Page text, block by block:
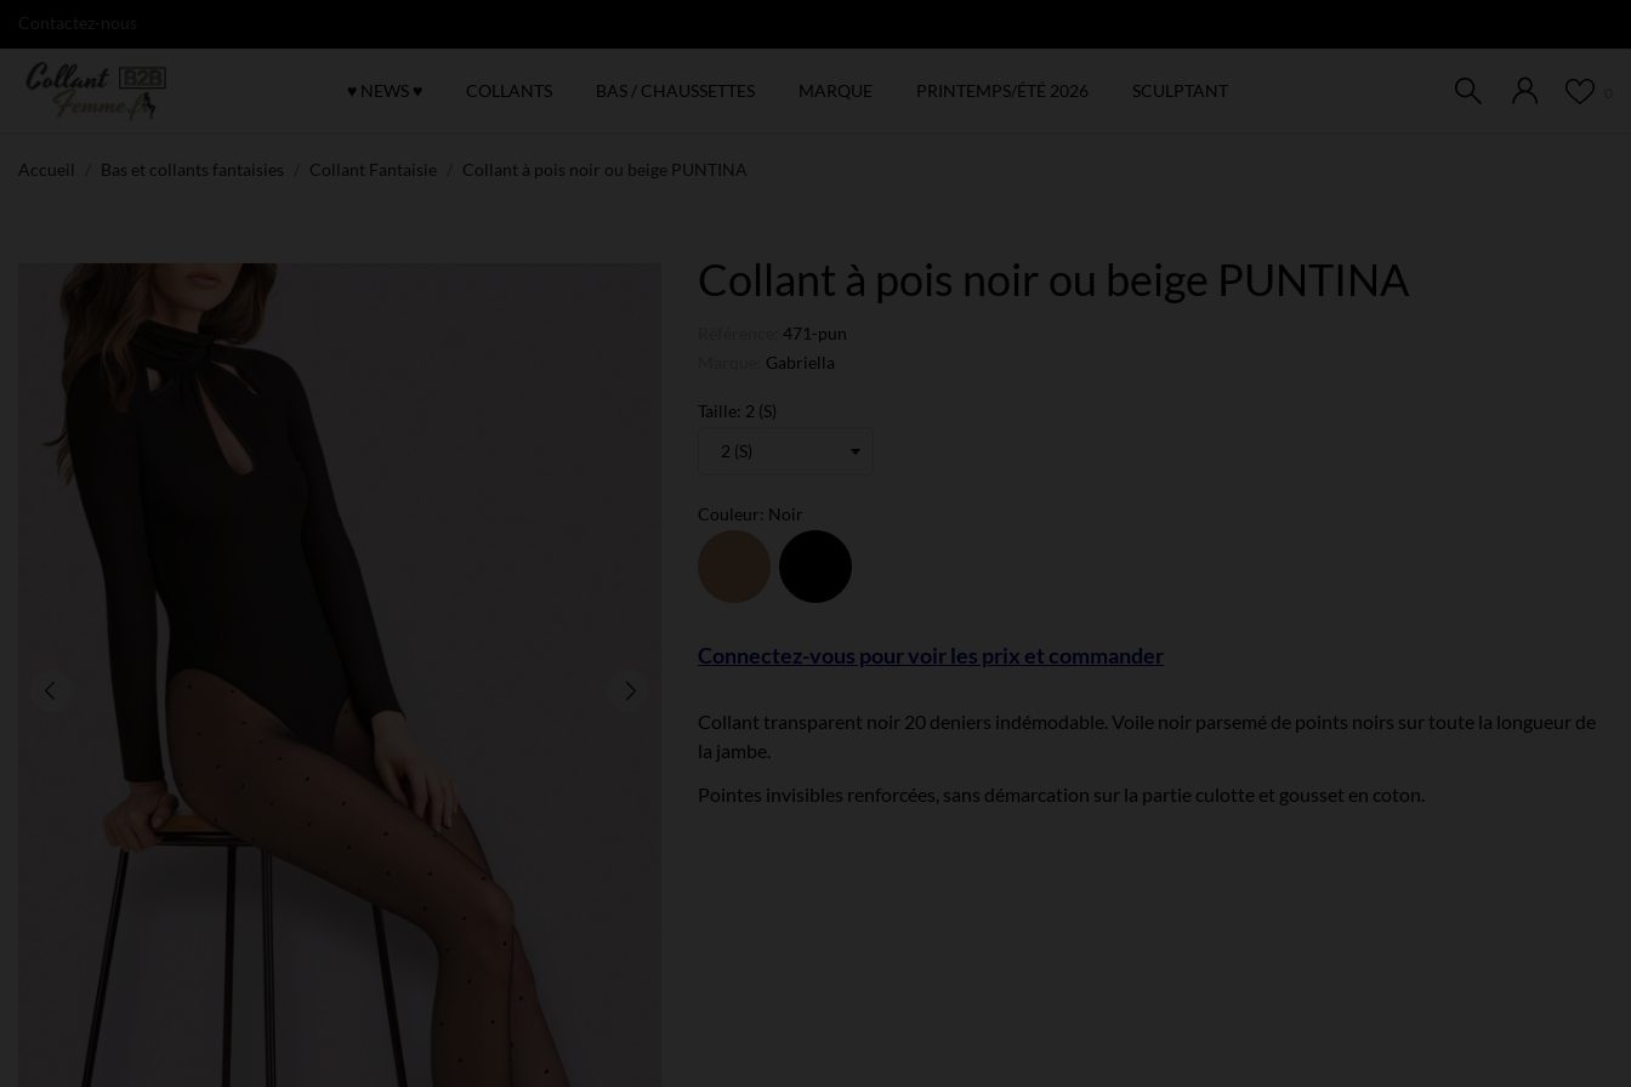
♥ NEWS ♥ COLLANTS BAS / CHAUSSETTES MARQUE PRINTEMPS/ÉTÉ 2026 SCULPTANT
Accueil Bas et collants fantaisies Collant Fantaisie Collant à pois noir ou beige PUNTINA
Collant à pois noir ou beige PUNTINA
471-pun
Gabriella
Taille: 2 (S)
Couleur: Noir
Beige
Connectez-vous pour voir les prix et commander
Collant transparent noir 20 deniers indémodable. Voile noir parsemé de points noirs sur toute la longueur de
la jambe.
Pointes invisibles renforcées, sans démarcation sur la partie culotte et gousset en coton.